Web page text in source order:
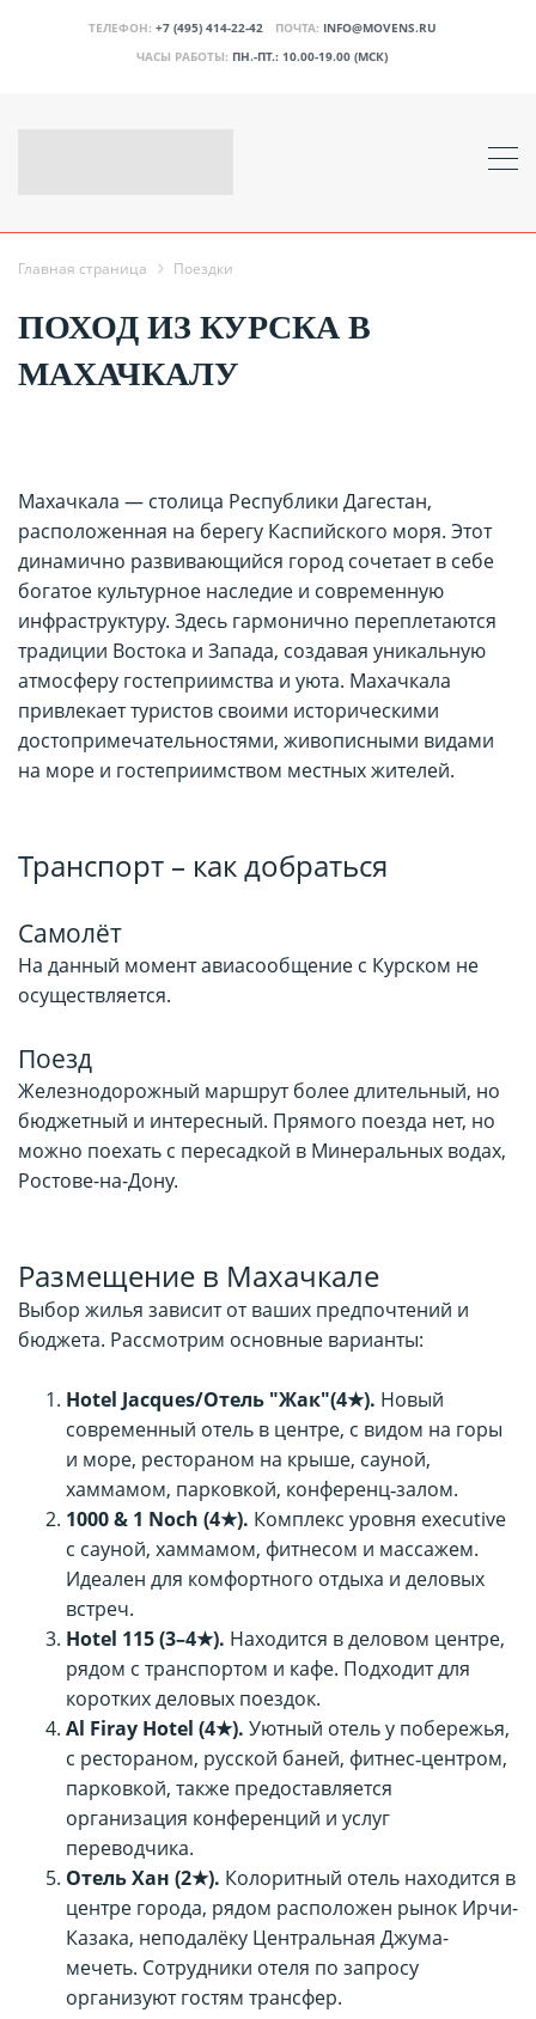
ТЕЛЕФОН: +7 (495) 414-22-42 ПОЧТА: INFO@MOVENS.RU
ЧАСЫ РАБОТЫ: ПН.-ПТ.: 10.00-19.00 (МСК)
Главная страница Поездки
ПОХОД ИЗ КУРСКА В
МАХАЧКАЛУ
Махачкала — столица Республики Дагестан,
расположенная на берегу Каспийского моря. Этот
динамично развивающийся город сочетает в себе
богатое культурное наследие и современную
инфраструктуру. Здесь гармонично переплетаются
традиции Востока и Запада, создавая уникальную
атмосферу гостеприимства и уюта. Махачкала
привлекает туристов своими историческими
достопримечательностями, живописными видами
на море и гостеприимством местных жителей.
Транспорт – как добраться
Самолёт
На данный момент авиасообщение с Курском не
осуществляется.
Поезд
Железнодорожный маршрут более длительный, но
бюджетный и интересный. Прямого поезда нет, но
можно поехать с пересадкой в Минеральных водах,
Ростове-на-Дону.
Размещение в Махачкале
Выбор жилья зависит от ваших предпочтений и
бюджета. Рассмотрим основные варианты:
Hotel Jacques/Отель "Жак"(4★). Новый
современный отель в центре, с видом на горы
и море, рестораном на крыше, сауной,
хаммамом, парковкой, конференц‑залом.
1000 & 1 Noch (4★). Комплекс уровня executive
с сауной, хаммамом, фитнесом и массажем.
Идеален для комфортного отдыха и деловых
встреч.
Hotel 115 (3–4★). Находится в деловом центре,
рядом с транспортом и кафе. Подходит для
коротких деловых поездок.
Al Firay Hotel (4★). Уютный отель у побережья,
с рестораном, русской баней, фитнес‑центром,
парковкой, также предоставляется
организация конференций и услуг
переводчика.
Отель Хан (2★). Колоритный отель находится в
центре города, рядом расположен рынок Ирчи-
Казака, неподалёку Центральная Джума-
мечеть. Сотрудники отеля по запросу
организуют гостям трансфер.